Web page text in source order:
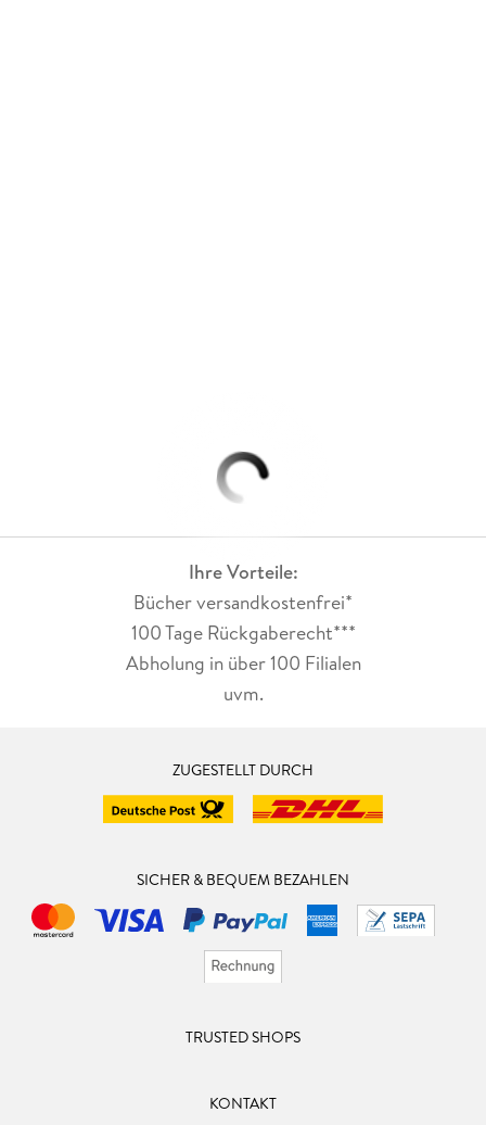
Ihre Vorteile:
Bücher versandkostenfrei*
100 Tage Rückgaberecht***
Abholung in über 100 Filialen
uvm.
ZUGESTELLT DURCH
SICHER & BEQUEM BEZAHLEN
TRUSTED SHOPS
KONTAKT